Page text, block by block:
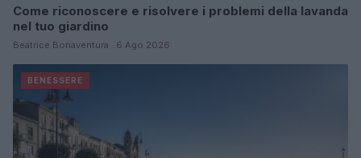
Come riconoscere e risolvere i problemi della lavanda
nel tuo giardino
Beatrice Bonaventura · 6 Ago 2026
BENESSERE